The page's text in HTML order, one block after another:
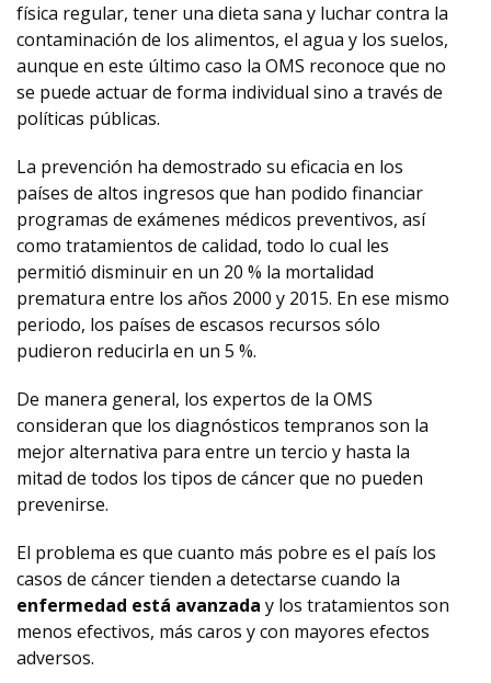
física regular, tener una dieta sana y luchar contra la
contaminación de los alimentos, el agua y los suelos,
aunque en este último caso la OMS reconoce que no
se puede actuar de forma individual sino a través de
políticas públicas.
La prevención ha demostrado su eficacia en los
países de altos ingresos que han podido financiar
programas de exámenes médicos preventivos, así
como tratamientos de calidad, todo lo cual les
permitió disminuir en un 20 % la mortalidad
prematura entre los años 2000 y 2015. En ese mismo
periodo, los países de escasos recursos sólo
pudieron reducirla en un 5 %.
De manera general, los expertos de la OMS
consideran que los diagnósticos tempranos son la
mejor alternativa para entre un tercio y hasta la
mitad de todos los tipos de cáncer que no pueden
prevenirse.
El problema es que cuanto más pobre es el país los
casos de cáncer tienden a detectarse cuando la
enfermedad está avanzada y los tratamientos son
menos efectivos, más caros y con mayores efectos
adversos.